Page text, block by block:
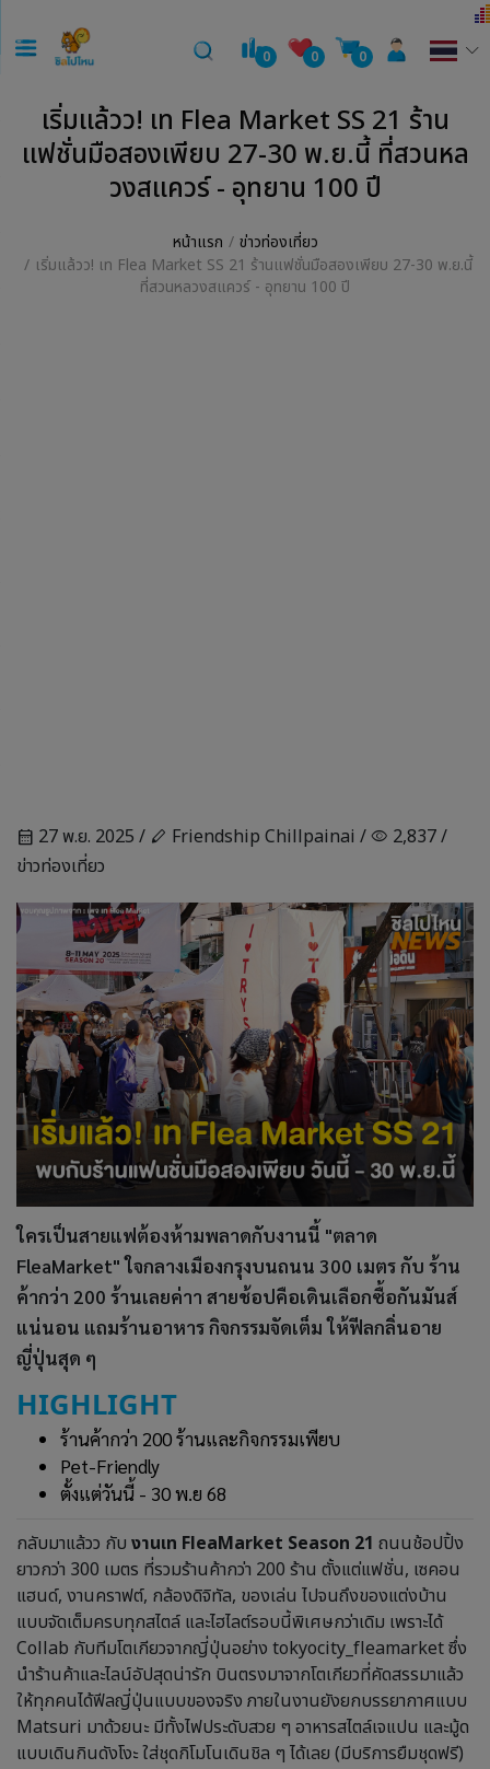
0 0 0
เริ่มแล้วว! เท Flea Market SS 21 ร้าน
แฟชั่นมือสองเพียบ 27-30 พ.ย.นี้ ที่สวนหล
วงสแควร์ - อุทยาน 100 ปี
หน้าแรก
ข่าวท่องเที่ยว
เริ่มแล้วว! เท Flea Market SS 21 ร้านแฟชั่นมือสองเพียบ 27-30 พ.ย.นี้
ที่สวนหลวงสแควร์ - อุทยาน 100 ปี
calendar_month 27 พ.ย. 2025 / stylus Friendship Chillpainai / visibility 2,837 /
ข่าวท่องเที่ยว
ใครเป็นสายแฟต้องห้ามพลาดกับงานนี้ "ตลาด
FleaMarket" ใจกลางเมืองกรุงบนถนน 300 เมตร กับ ร้าน
ค้ากว่า 200 ร้านเลยค่าา สายช้อปคือเดินเลือกซื้อกันมันส์
แน่นอน แถมร้านอาหาร กิจกรรมจัดเต็ม ให้ฟีลกลิ่นอาย
ญี่ปุ่นสุด ๆ
HIGHLIGHT
ร้านค้ากว่า 200 ร้านและกิจกรรมเพียบ
Pet-Friendly
ตั้งแต่วันนี้ - 30 พ.ย 68
กลับมาแล้วว กับ งานเท FleaMarket Season 21 ถนนช้อปปิ้ง
ยาวกว่า 300 เมตร ที่รวมร้านค้ากว่า 200 ร้าน ตั้งแต่แฟชั่น, เซคอน
แฮนด์, งานคราฟต์, กล้องดิจิทัล, ของเล่น ไปจนถึงของแต่งบ้าน
แบบจัดเต็มครบทุกสไตล์ และไฮไลต์รอบนี้พิเศษกว่าเดิม เพราะได้
Collab กับทีมโตเกียวจากญี่ปุ่นอย่าง tokyocity_fleamarket ซึ่ง
นำร้านค้าและไลน์อัปสุดน่ารัก บินตรงมาจากโตเกียวที่คัดสรรมาแล้ว
ให้ทุกคนได้ฟีลญี่ปุ่นแบบของจริง ภายในงานยังยกบรรยากาศแบบ
Matsuri มาด้วยนะ มีทั้งไฟประดับสวย ๆ อาหารสไตล์เจแปน และมู้ด
แบบเดินกินดังโงะ ใส่ชุดกิโมโนเดินชิล ๆ ได้เลย (มีบริการยืมชุดฟรี)